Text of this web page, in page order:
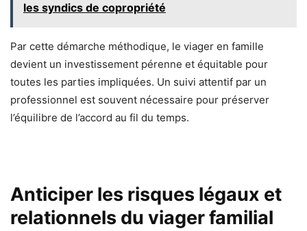
les syndics de copropriété
Par cette démarche méthodique, le viager en famille
devient un investissement pérenne et équitable pour
toutes les parties impliquées. Un suivi attentif par un
professionnel est souvent nécessaire pour préserver
l’équilibre de l’accord au fil du temps.
Anticiper les risques légaux et
relationnels du viager familial